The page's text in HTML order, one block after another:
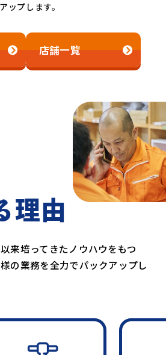
ップします。
店舗一覧
理由
来培ってきたノウハウをもつ
の業務を全力でパックアップし